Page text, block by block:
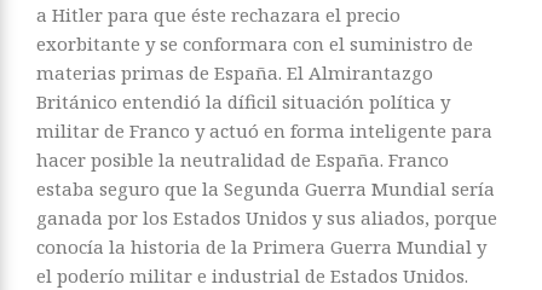
a Hitler para que éste rechazara el precio
exorbitante y se conformara con el suministro de
materias primas de España. El Almirantazgo
Británico entendió la díficil situación política y
militar de Franco y actuó en forma inteligente para
hacer posible la neutralidad de España. Franco
estaba seguro que la Segunda Guerra Mundial sería
ganada por los Estados Unidos y sus aliados, porque
conocía la historia de la Primera Guerra Mundial y
el poderío militar e industrial de Estados Unidos.